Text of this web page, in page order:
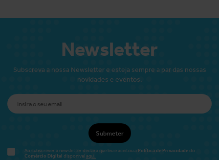
Newsletter
Subscreva a nossa Newsletter e esteja sempre a par das nossas
novidades e eventos.
Submeter
Ao subscrever a newsletter declara que leu e aceitou a Política de Privacidadedo
Comércio Digital disponível aqui.